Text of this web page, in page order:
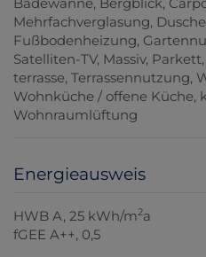
Mehrfachverglasung Dusche
Fußbodenheizung
Satelliten-TV Massiv Parkett
terrasse Terrassennutzung
Wohnküche / offene Küche
Wohnraumlüftung
Energieausweis
HWB A, 25 kWh/m2a
fGEE A++, 0,5